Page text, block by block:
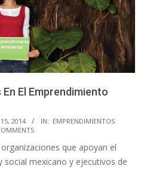
El Emprendimiento
2014 IN: EMPRENDIMIENTOS
que apoyan el
mexicano y ejecutivos de